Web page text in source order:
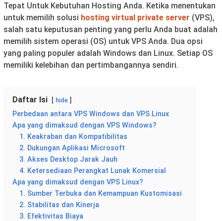
Tepat Untuk Kebutuhan Hosting Anda. Ketika menentukan
untuk memilih solusi hosting virtual private server (VPS),
salah satu keputusan penting yang perlu Anda buat adalah
memilih sistem operasi (OS) untuk VPS Anda. Dua opsi
yang paling populer adalah Windows dan Linux. Setiap OS
memiliki kelebihan dan pertimbangannya sendiri.
Daftar Isi hide
Perbedaan antara VPS Windows dan VPS Linux
Apa yang dimaksud dengan VPS Windows?
1. Keakraban dan Kompatibilitas
2. Dukungan Aplikasi Microsoft
3. Akses Desktop Jarak Jauh
4. Ketersediaan Perangkat Lunak Komersial
Apa yang dimaksud dengan VPS Linux?
1. Sumber Terbuka dan Kemampuan Kustomisasi
2. Stabilitas dan Kinerja
3. Efektivitas Biaya